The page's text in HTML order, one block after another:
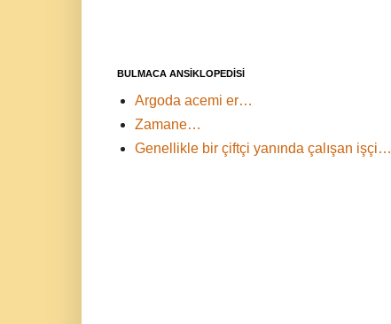
BULMACA ANSİKLOPEDİSİ
Argoda acemi er…
Zamane…
Genellikle bir çiftçi yanında çalışan işçi…